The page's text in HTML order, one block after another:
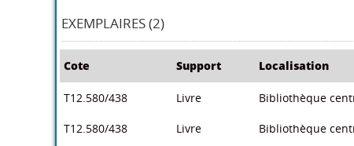
EXEMPLAIRES (2)
Cote Support Localisation
T12.580/438 Livre Bibliothèque
T12.580/438 Livre Bibliothèque